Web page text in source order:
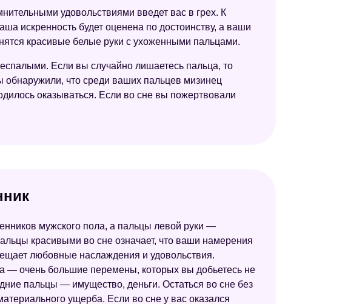
удовольствиями введет вас в грех. К
искренность будет оценена по достоинству, а ваши
красивые белые руки с ухоженными пальцами.
Если вы случайно лишаетесь пальца, то
обнаружили, что среди ваших пальцев мизинец
оказываться. Если во сне вы пожертвовали
мужского пола, а пальцы левой руки —
красивыми во сне означает, что ваши намерения
любовные наслаждения и удовольствия.
— очень большие перемены, которых вы добьетесь не
пальцы — имущество, деньги. Остаться во сне без
ущерба. Если во сне у вас оказался